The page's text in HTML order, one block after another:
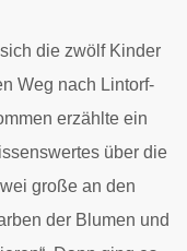
die zwölf Kinder
Weg nach Lintorf-
erzählte ein
über die
große an den
der Blumen und